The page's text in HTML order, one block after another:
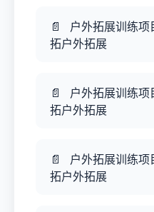
户外拓展训练项
拓户外拓展
户外拓展训练项
拓户外拓展
户外拓展训练项
拓户外拓展